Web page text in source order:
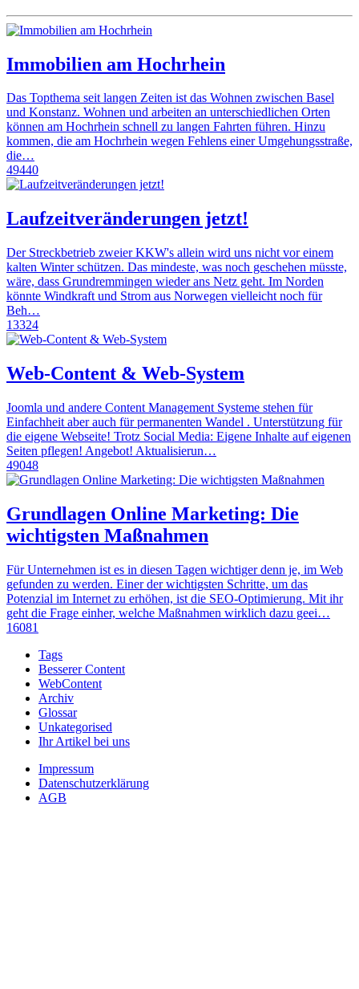
Immobilien am Hochrhein
Das Topthema seit langen Zeiten ist das Wohnen zwischen Basel
und Konstanz. Wohnen und arbeiten an unterschiedlichen Orten
können am Hochrhein schnell zu langen Fahrten führen. Hinzu
kommen, die am Hochrhein wegen Fehlens einer Umgehungsstraße,
die…
49440
Laufzeitveränderungen jetzt!
Der Streckbetrieb zweier KKW's allein wird uns nicht vor einem
kalten Winter schützen. Das mindeste, was noch geschehen müsste,
wäre, dass Grundremmingen wieder ans Netz geht. Im Norden
könnte Windkraft und Strom aus Norwegen vielleicht noch für
Beh…
13324
Web-Content & Web-System
Joomla und andere Content Management Systeme stehen für
Einfachheit aber auch für permanenten Wandel . Unterstützung für
die eigene Webseite! Trotz Social Media: Eigene Inhalte auf eigenen
Seiten pflegen! Angebot! Aktualisierun…
49048
Grundlagen Online Marketing: Die
wichtigsten Maßnahmen
Für Unternehmen ist es in diesen Tagen wichtiger denn je, im Web
gefunden zu werden. Einer der wichtigsten Schritte, um das
Potenzial im Internet zu erhöhen, ist die SEO-Optimierung. Mit ihr
geht die Frage einher, welche Maßnahmen wirklich dazu geei…
16081
Tags
Besserer Content
WebContent
Archiv
Glossar
Unkategorised
Ihr Artikel bei uns
Impressum
Datenschutzerklärung
AGB